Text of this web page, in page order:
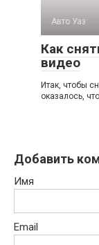
Авто Уаз
Как
видео
Итак, чтобы
оказалось,
Добавить
Имя
Email